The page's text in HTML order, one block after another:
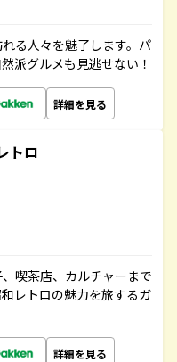
る人々を魅了します。パ
派グルメも見逃せない！
詳細を見る
トロ
喫茶店、カルチャーまで
レトロの魅力を旅するガ
詳細を見る